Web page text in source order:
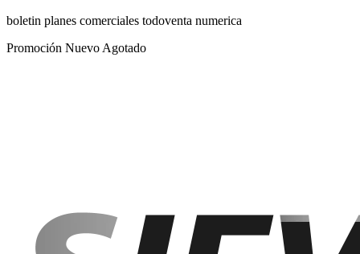
boletin planes comerciales todoventa numerica
Promoción Nuevo Agotado